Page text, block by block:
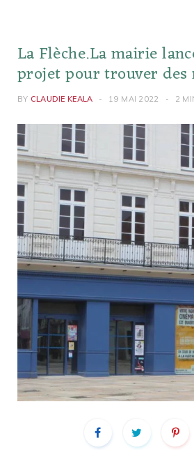
La Flèche.La mairie
projet pour trouver des
BY CLAUDIE KEALA 19 MAI 2022 2